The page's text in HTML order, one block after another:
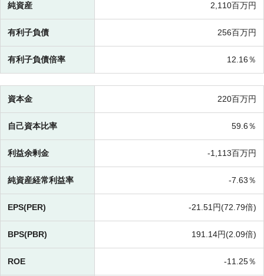
純資産 2,110百万円
有利子負債 256百万円
有利子負債倍率 12.16％
資本金 220百万円
自己資本比率 59.6％
利益余剰金 -1,113百万円
純資産経常利益率 -7.63％
EPS(PER) -21.51円(72.79倍)
BPS(PBR) 191.14円(2.09倍)
ROE -11.25％